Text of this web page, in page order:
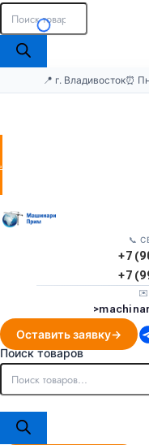
📍 г. Владивосток⏰
заявку
📞
+7
+7
✉️
>
Оставить заявку
Поиск товаров